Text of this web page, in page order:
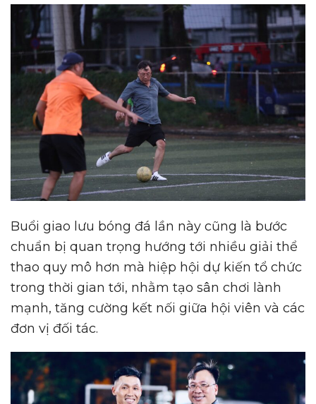
Buổi giao lưu bóng đá lần này cũng là bước
chuẩn bị quan trọng hướng tới nhiều giải thể
thao quy mô hơn mà hiệp hội dự kiến tổ chức
trong thời gian tới, nhằm tạo sân chơi lành
mạnh, tăng cường kết nối giữa hội viên và các
đơn vị đối tác.